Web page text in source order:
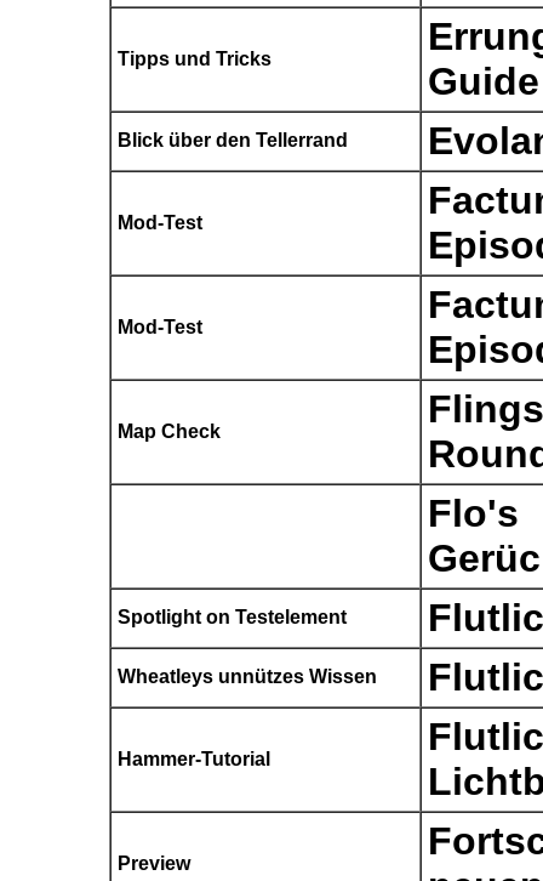
Tipps und Tricks
Blick über den Tellerrand
Mod-Test
Mod-Test
Map Check
Flo's
Spotlight on Testelement
Wheatleys unnützes Wissen
Hammer-Tutorial
Preview